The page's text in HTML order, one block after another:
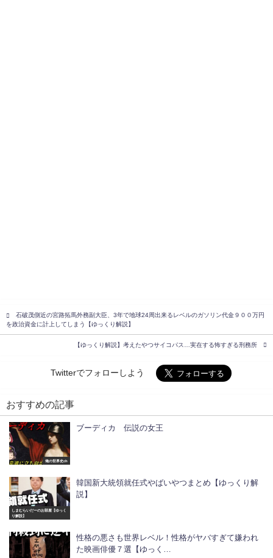
石破茂側近の宮路拓馬外務副大臣、3年で地球24周出来るレベルのガソリン代金９００万円
を政治資金に計上してしまう【ゆっくり解説】
【ゆっくり解説】考えたやつサイコパス…実在する怖すぎる刑務所
Twitterでフォローしよう
おすすめの記事
俺の世界史ch
ブーディカ 伝説の女王
しまむらいだーのお部屋【ゆっく
り解説】
韓国新大統領就任式やばいやつまとめ【ゆっくり解
説】
性格の悪さも世界レベル！性格がヤバすぎて嫌われ
た映画俳優７選【ゆっく…